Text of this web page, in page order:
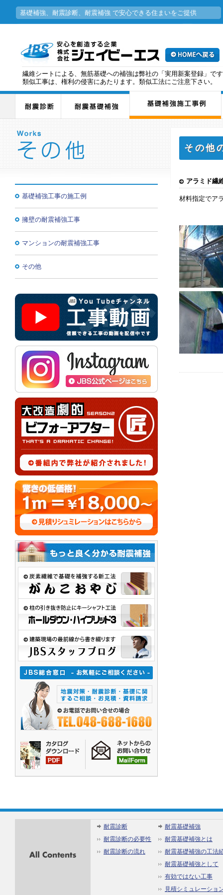
基礎補強、耐震診断、耐震補強 で安心できる住まいをご提供
繊維シートによる、無筋基礎への補強は弊社の「実用新案登録」で
類似工事は、権利の侵害にあたります。類似工法にご注意下さい。
その他
アラミド繊
材料指定でア
基礎補強工事の施工例
擁壁の耐震補強工事
マンションの耐震補強工事
その他
耐震診断
耐震診断の必要性
耐震診断の流れ
耐震基礎補強
耐震基礎補強とは
耐震基礎補強の工法
耐震基礎補強として
有効ではない工事
見積シミュレーショ